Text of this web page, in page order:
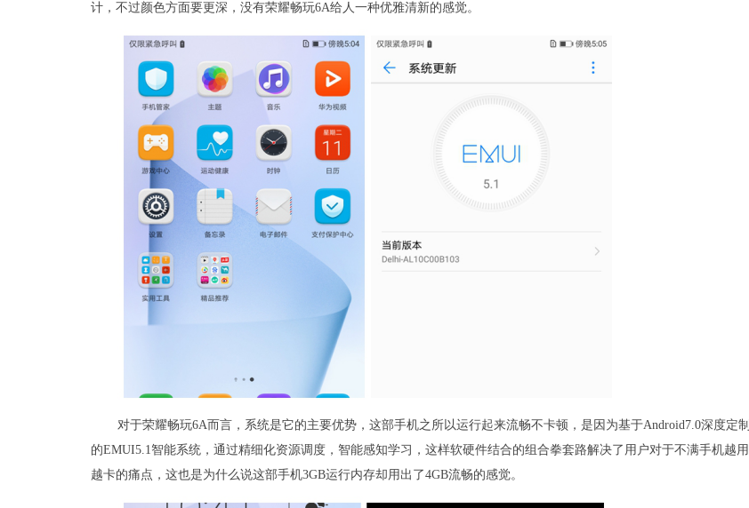
计，不过颜色方面要更深，没有荣耀畅玩6A给人一种优雅清新的感觉。
对于荣耀畅玩6A而言，系统是它的主要优势，这部手机之所以运行起来流畅不卡顿，是因为基于Android7.0深度定制
的EMUI5.1智能系统，通过精细化资源调度，智能感知学习，这样软硬件结合的组合拳套路解决了用户对于不满手机越用
越卡的痛点，这也是为什么说这部手机3GB运行内存却用出了4GB流畅的感觉。